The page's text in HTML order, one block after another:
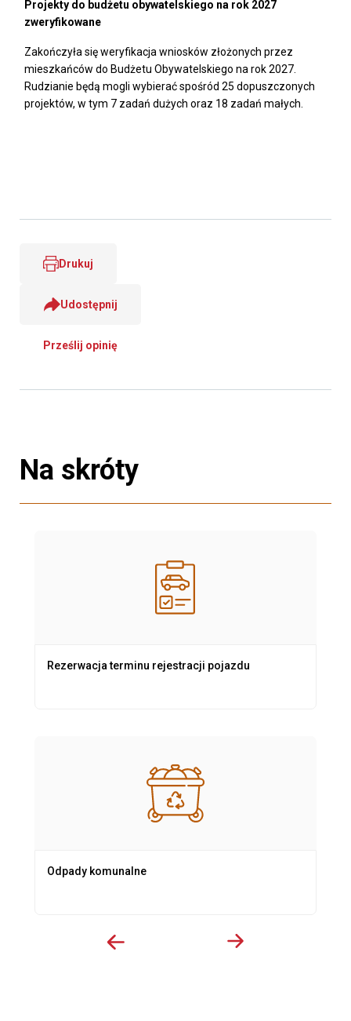
Projekty do budżetu obywatelskiego na rok 2027
zweryfikowane
Zakończyła się weryfikacja wniosków złożonych przez
mieszkańców do Budżetu Obywatelskiego na rok 2027.
Rudzianie będą mogli wybierać spośród 25 dopuszczonych
projektów, w tym 7 zadań dużych oraz 18 zadań małych.
Drukuj
Udostępnij
Prześlij opinię
Na skróty
Rezerwacja terminu rejestracji pojazdu
Odpady komunalne